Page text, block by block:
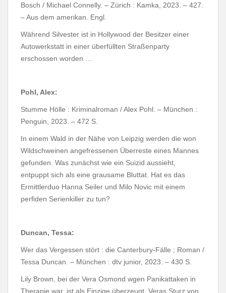
Bosch / Michael Connelly. – Zürich : Kamka, 2023. – 427.
– Aus dem amerikan. Engl.
Während Silvester ist in Hollywood der Besitzer einer
Autowerkstatt in einer überfüllten Straßenparty
erschossen worden …
Pohl, Alex:
Stumme Hölle : Kriminalroman / Alex Pohl. – München :
Penguin, 2023. – 472 S.
In einem Wald in der Nähe von Leipzig werden die won
Wildschweinen angefressenen Überreste eines Mannes
gefunden. Was zunächst wie ein Suizid aussieht,
entpuppt sich als eine grausame Bluttat. Hat es das
Ermittlerduo Hanna Seiler und Milo Novic mit einem
perfiden Serienkiller zu tun?
Duncan, Tessa:
Wer das Vergessen stört : die Canterbury-Fälle ; Roman /
Tessa Duncan. – München : dtv junior, 2023. – 430 S.
Lily Brown, bei der Vera Osmond wgen Panikattaken in
Therapie war, ist als Einzige überzeugt, Veras Sturz von